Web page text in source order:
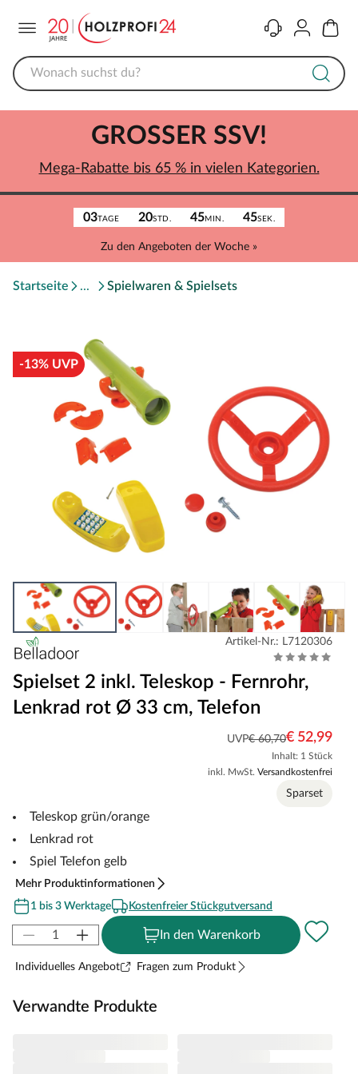
KontaktKonto
03TAGE 20STD. 45MIN. 45SEK.
Zu den Angeboten der Woche »
GROSSER SSV!
Mega-Rabatte bis 65 % in vielen Kategorien.
Startseite Spielwaren & Spielsets
-13% UVP
Artikel-Nr.: L7120306
Spielset 2 inkl. Teleskop - Fernrohr,
Lenkrad rot Ø 33 cm, Telefon
UVP€ 60,70€ 52,99
Inhalt: 1 Stück
inkl. MwSt. Versandkostenfrei
Sparset
Teleskop grün/orange
Lenkrad rot
Spiel Telefon gelb
Mehr Produktinformationen
1 bis 3 Werktage
Kostenfreier Stückgutversand
In den Warenkorb
Individuelles Angebot Fragen zum Produkt
Verwandte Produkte